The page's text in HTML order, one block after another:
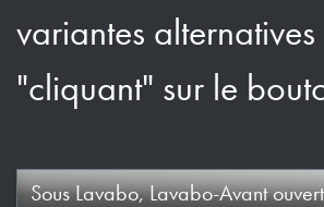
variantes alternatives
"cliquant" sur le
Sous Lavabo, Lavabo-Avant ouvert